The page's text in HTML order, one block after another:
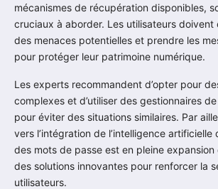
mécanismes de récupération disponibles,
cruciaux à aborder. Les utilisateurs doivent
des menaces potentielles et prendre les
pour protéger leur patrimoine numérique.
Les experts recommandent d’opter pour
complexes et d’utiliser des gestionnaires
pour éviter des situations similaires. Par
vers l’intégration de l’intelligence artificielle
des mots de passe est en pleine
des solutions innovantes pour renforcer la
utilisateurs.